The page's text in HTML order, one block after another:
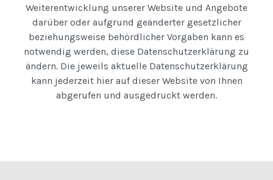
Weiterentwicklung unserer Website und Angebote
darüber oder aufgrund geänderter gesetzlicher
beziehungsweise behördlicher Vorgaben kann es
notwendig werden, diese Datenschutzerklärung zu
ändern. Die jeweils aktuelle Datenschutzerklärung
kann jederzeit hier auf dieser Website von Ihnen
abgerufen und ausgedruckt werden.